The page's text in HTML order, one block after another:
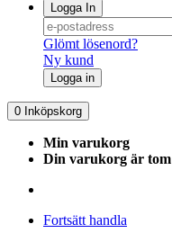
Logga In
Glömt lösenord?
Ny kund
Logga in
0 Inköpskorg
Min varukorg
Din varukorg är tom
Fortsätt handla